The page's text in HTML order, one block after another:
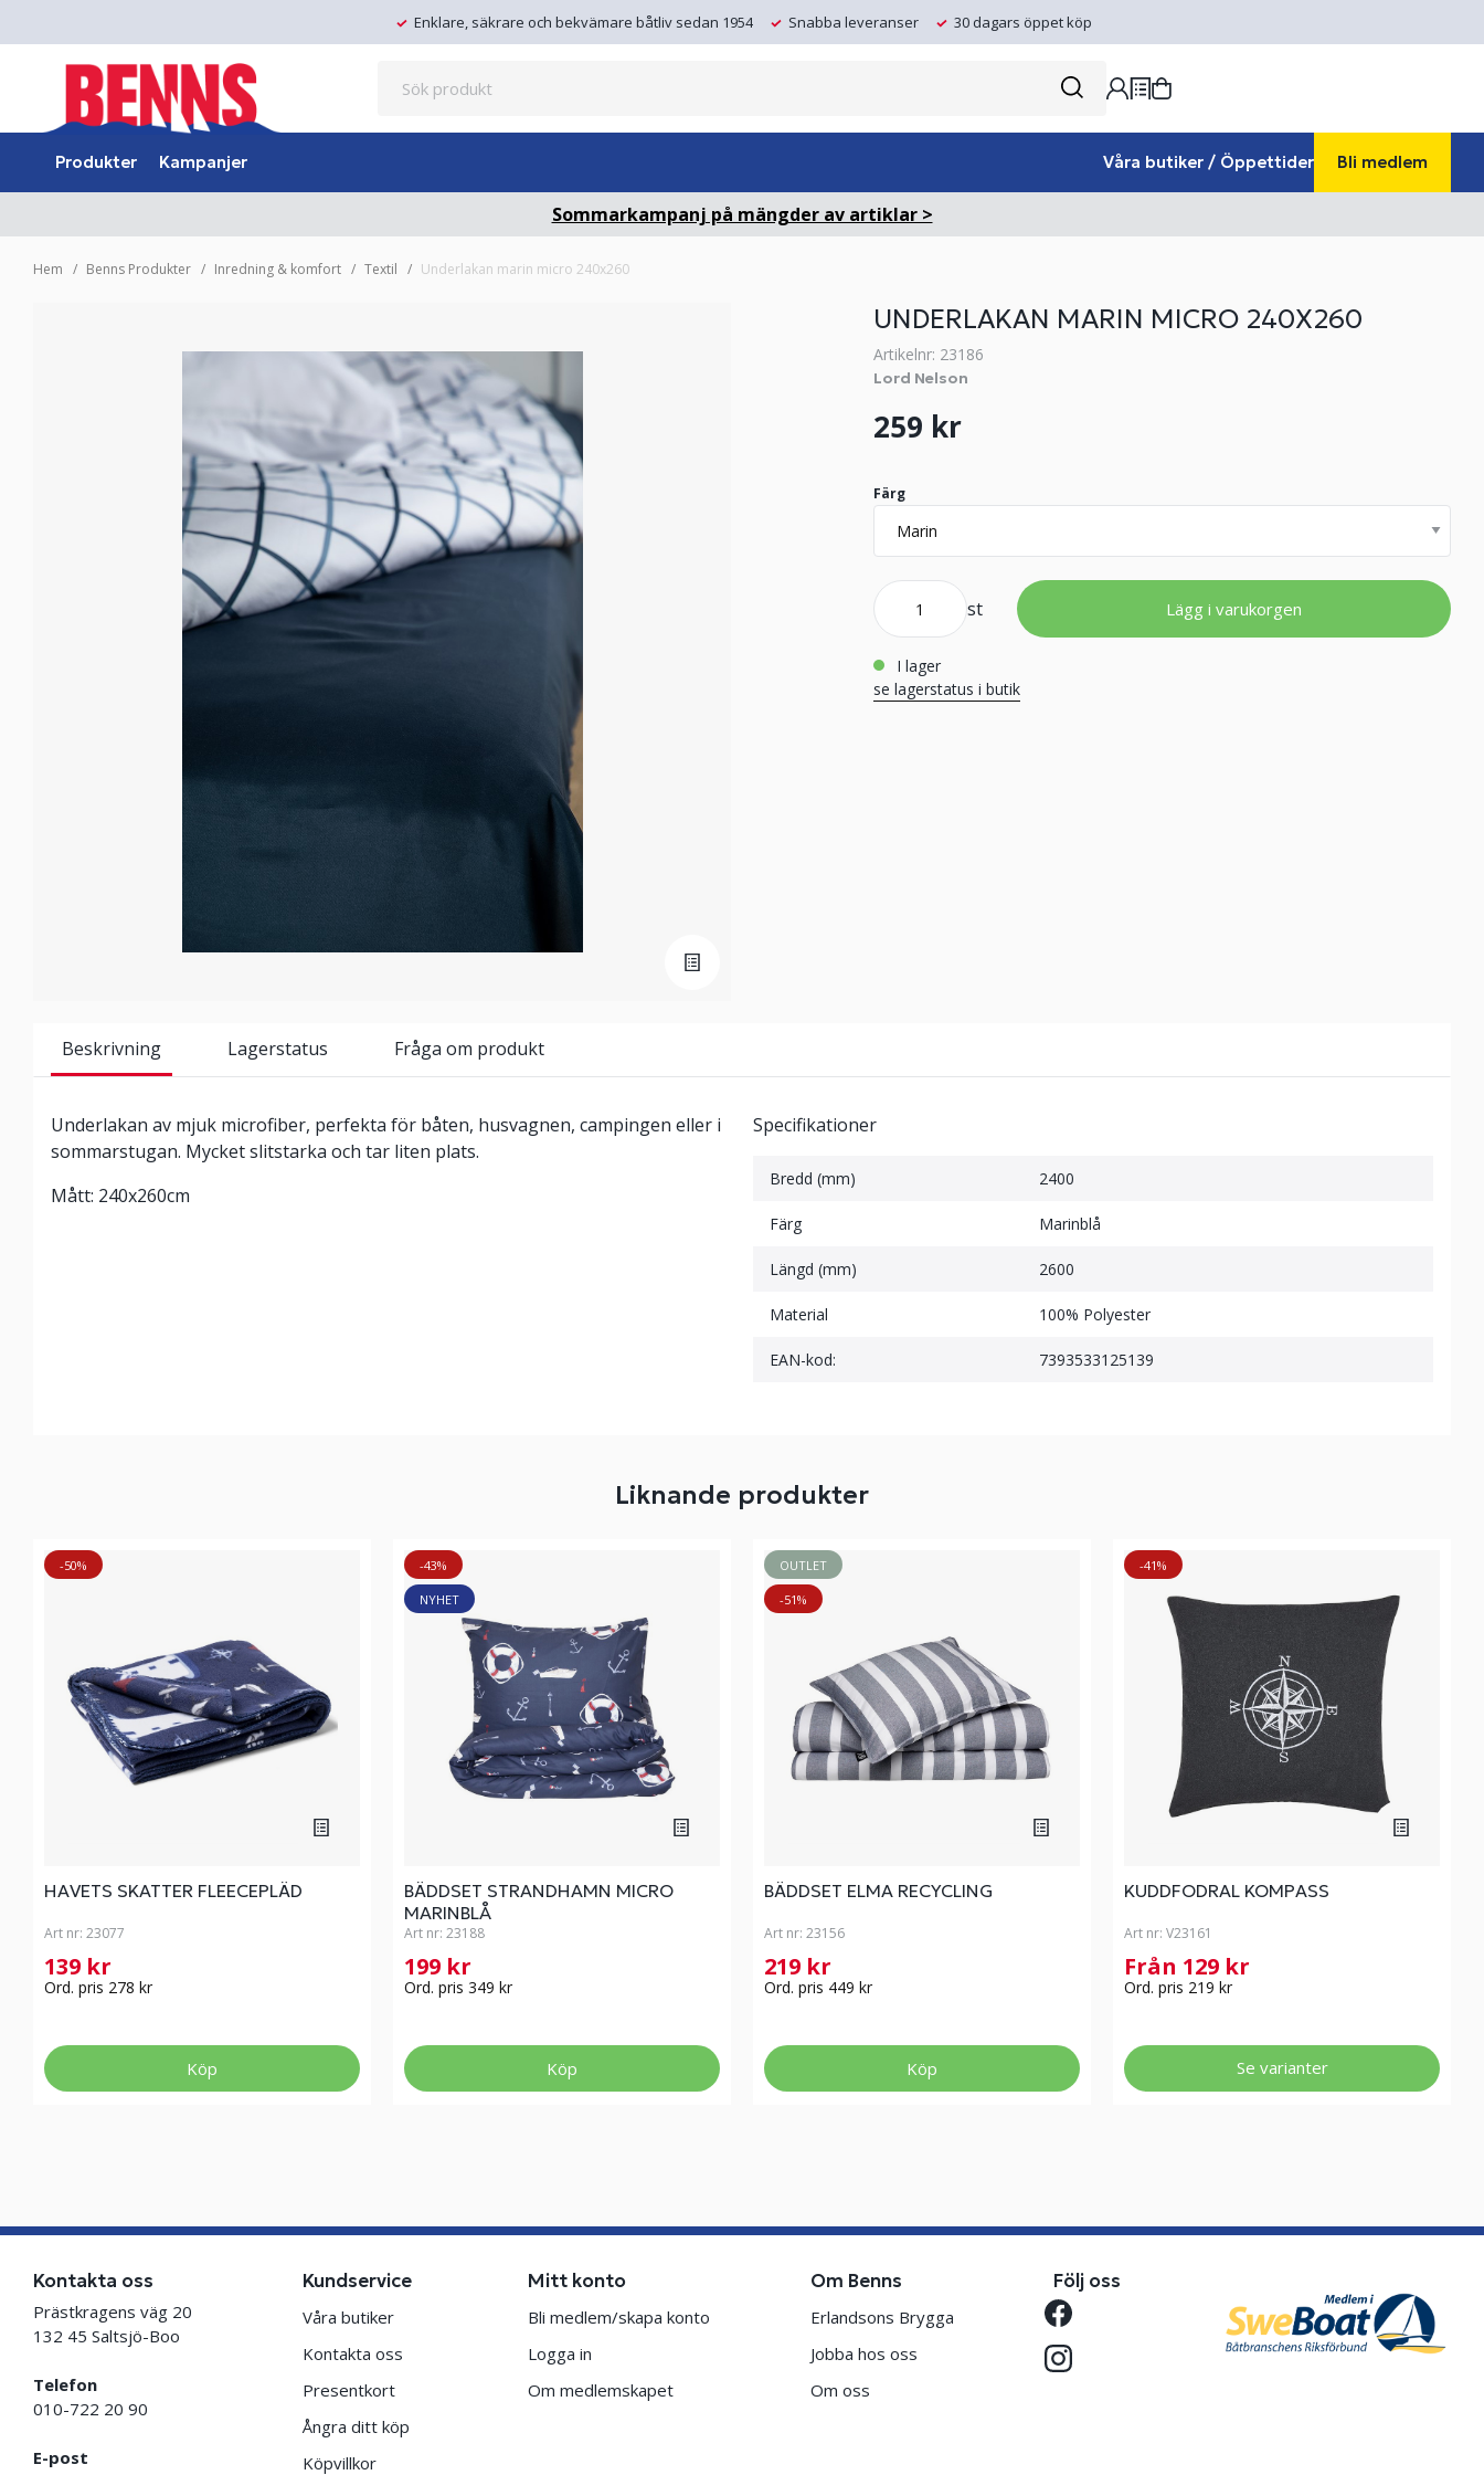
Enklare, säkrare och bekvämare båtliv sedan 1954 Snabba leveranser 30 dagars öppet köp
Produkter Kampanjer Våra butiker / Öppettider Bli medlem
Sommarkampanj på mängder av artiklar >
Hem Benns Produkter Inredning & komfort Textil Underlakan marin micro 240x260
UNDERLAKAN MARIN MICRO 240X260
Artikelnr: 23186
Lord Nelson
259 kr
Färg
st Lägg i varukorgen
i lager
se lagerstatus i butik
Beskrivning Lagerstatus Fråga om produkt
Underlakan av mjuk microfiber, perfekta för båten, husvagnen, campingen eller i
sommarstugan. Mycket slitstarka och tar liten plats.
Mått: 240x260cm
Specifikationer
Bredd (mm) 2400
Färg Marinblå
Längd (mm) 2600
Material 100% Polyester
EAN-kod: 7393533125139
Liknande produkter
-50%
HAVETS SKATTER FLEECEPLÄD
Art nr: 23077
139 kr
Ord. pris 278 kr
Köp
-43%
NYHET
BÄDDSET STRANDHAMN MICRO
MARINBLÅ
Art nr: 23188
199 kr
Ord. pris 349 kr
Köp
OUTLET
-51%
BÄDDSET ELMA RECYCLING
Art nr: 23156
219 kr
Ord. pris 449 kr
Köp
-41%
KUDDFODRAL KOMPASS
Art nr: V23161
Från 129 kr
Ord. pris 219 kr
Se varianter
Kontakta oss
Prästkragens väg 20
132 45 Saltsjö-Boo
Telefon
010-722 20 90
E-post
Kundservice
Våra butiker
Kontakta oss
Presentkort
Ångra ditt köp
Köpvillkor
Mitt konto
Bli medlem/skapa konto
Logga in
Om medlemskapet
Om Benns
Erlandsons Brygga
Jobba hos oss
Om oss
Följ oss